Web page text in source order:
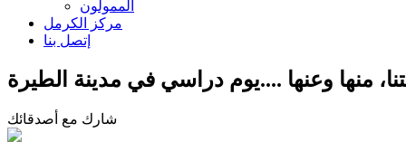
الممولون
مركز الكرمل
إتصل بنا
منها وعنها ....يوم دراسي في مدينة الطيرة
شارك مع أصدقائك